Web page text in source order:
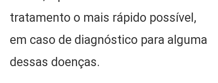
tratamento o mais rápido possível,
em caso de diagnóstico para alguma
dessas doenças.